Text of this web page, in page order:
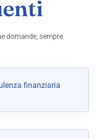
domande, sempre.
finanziaria